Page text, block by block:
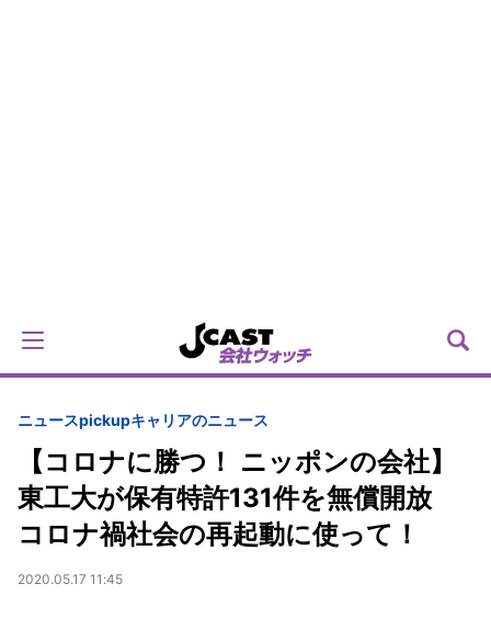
ニュースpickupキャリアのニュース
【コロナに勝つ！ ニッポンの会社】
東工大が保有特許131件を無償開放
コロナ禍社会の再起動に使って！
2020.05.17 11:45